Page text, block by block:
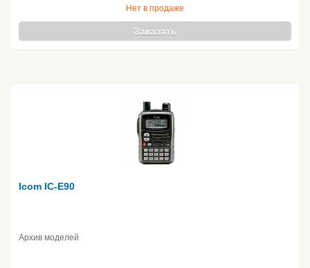
Нет в продаже
Заказать
Icom IC-E90
Архив моделей